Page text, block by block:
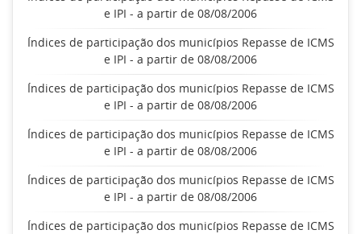
e IPI - a partir de 08/08/2006
Índices de participação dos municípios Repasse de ICMS
e IPI - a partir de 08/08/2006
Índices de participação dos municípios Repasse de ICMS
e IPI - a partir de 08/08/2006
Índices de participação dos municípios Repasse de ICMS
e IPI - a partir de 08/08/2006
Índices de participação dos municípios Repasse de ICMS
e IPI - a partir de 08/08/2006
Índices de participação dos municípios Repasse de ICMS